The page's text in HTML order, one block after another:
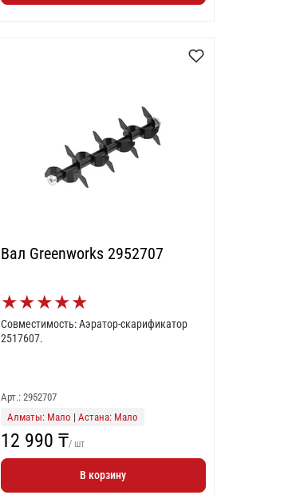
Вал Greenworks 2952707
★★★★★
Совместимость: Аэратор-скарификатор
2517607.
Арт.: 2952707
Алматы: Мало | Астана: Мало
12 990 ₸/ шт
В корзину